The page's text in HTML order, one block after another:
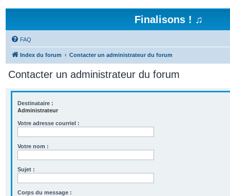
Finalisons ! ♫
FAQ
Index du forum Contacter un administrateur du forum
Contacter un administrateur du forum
Destinataire :
Administrateur
Votre adresse courriel :
Votre nom :
Sujet :
Corps du message :